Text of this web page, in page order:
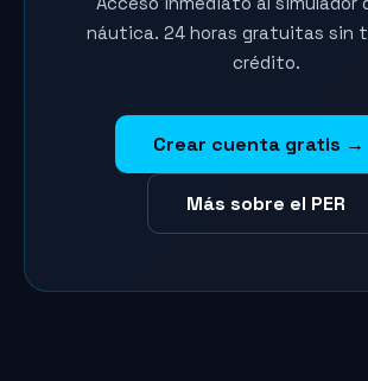
náutica. 24 horas gratuitas sin
crédito.
Crear cuenta gratis →
Más sobre el PER